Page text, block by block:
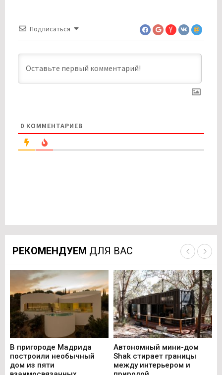
Подписаться
0 КОММЕНТАРИЕВ
РЕКОМЕНДУЕМ ДЛЯ ВАС
В пригороде Мадрида
построили необычный
дом из пяти
Автономный мини-дом
Shak стирает границы
между интерьером и